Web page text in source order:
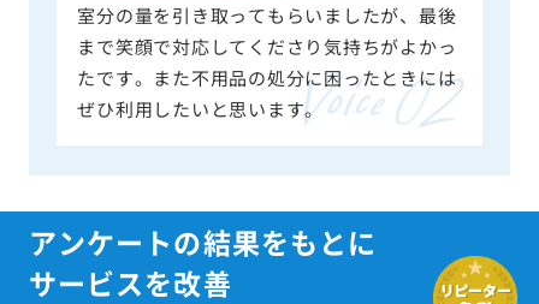
室分の量を引き取ってもらいましたが、最後
まで笑顔で対応してくださり気持ちがよかっ
たです。また不用品の処分に困ったときには
ぜひ利用したいと思います。
アンケートの結果をもとに
サービスを改善